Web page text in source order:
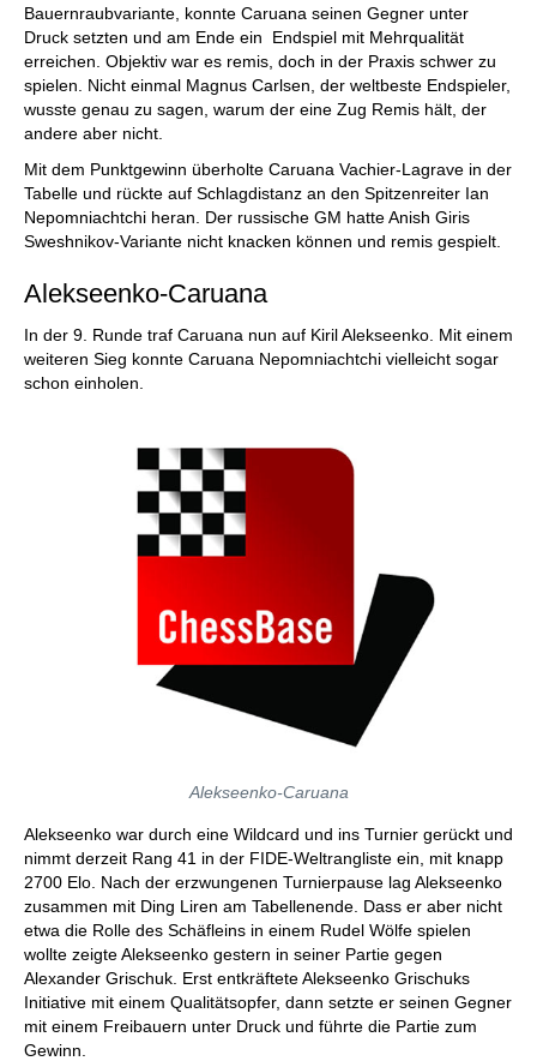
Bauernraubvariante, konnte Caruana seinen Gegner unter
Druck setzten und am Ende ein Endspiel mit Mehrqualität
erreichen. Objektiv war es remis, doch in der Praxis schwer zu
spielen. Nicht einmal Magnus Carlsen, der weltbeste Endspieler,
wusste genau zu sagen, warum der eine Zug Remis hält, der
andere aber nicht.
Mit dem Punktgewinn überholte Caruana Vachier-Lagrave in der
Tabelle und rückte auf Schlagdistanz an den Spitzenreiter Ian
Nepomniachtchi heran. Der russische GM hatte Anish Giris
Sweshnikov-Variante nicht knacken können und remis gespielt.
Alekseenko-Caruana
In der 9. Runde traf Caruana nun auf Kiril Alekseenko. Mit einem
weiteren Sieg konnte Caruana Nepomniachtchi vielleicht sogar
schon einholen.
Alekseenko-Caruana
Alekseenko war durch eine Wildcard und ins Turnier gerückt und
nimmt derzeit Rang 41 in der FIDE-Weltrangliste ein, mit knapp
2700 Elo. Nach der erzwungenen Turnierpause lag Alekseenko
zusammen mit Ding Liren am Tabellenende. Dass er aber nicht
etwa die Rolle des Schäfleins in einem Rudel Wölfe spielen
wollte zeigte Alekseenko gestern in seiner Partie gegen
Alexander Grischuk. Erst entkräftete Alekseenko Grischuks
Initiative mit einem Qualitätsopfer, dann setzte er seinen Gegner
mit einem Freibauern unter Druck und führte die Partie zum
Gewinn.